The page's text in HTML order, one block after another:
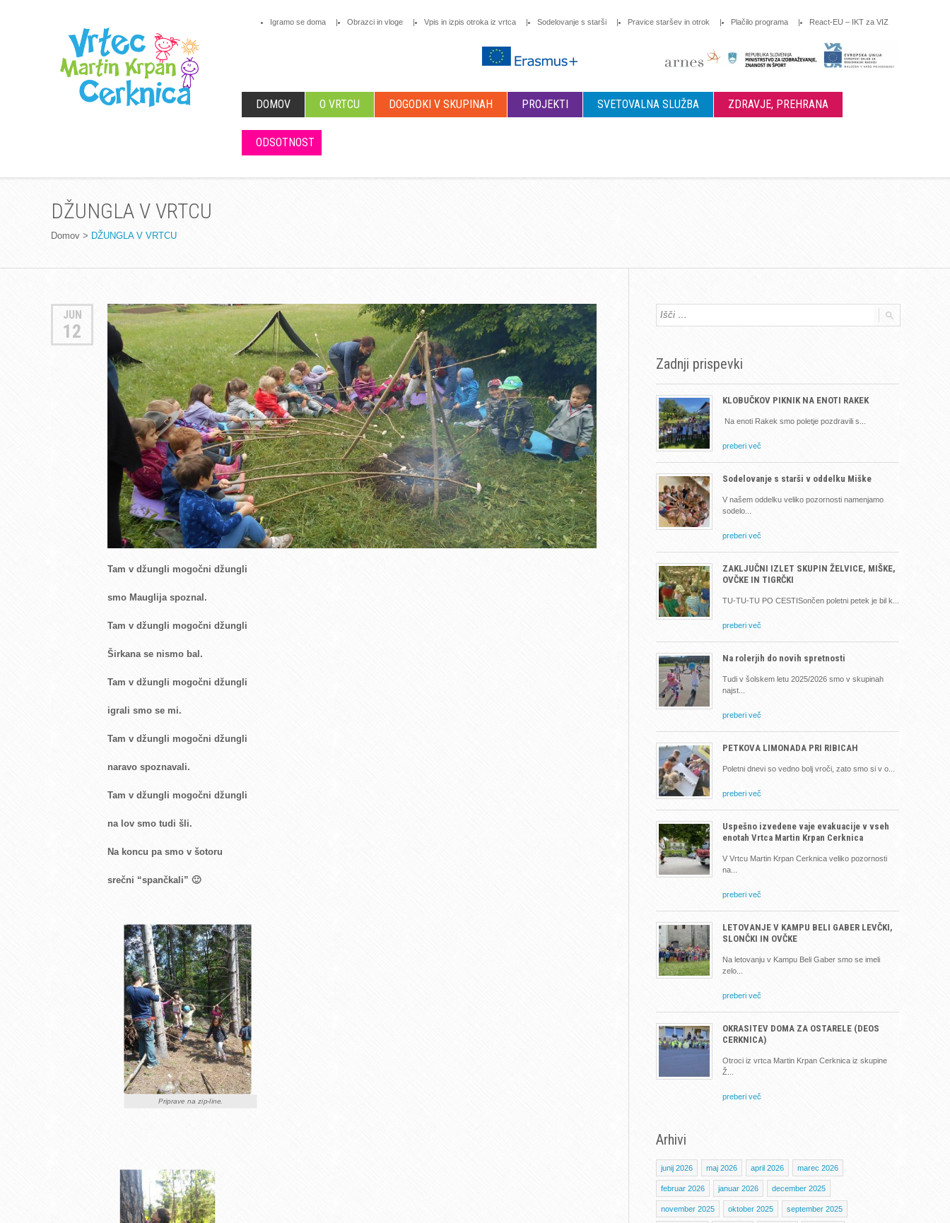
Igramo se doma Obrazci in vloge Vpis in izpis otroka iz vrtca Sodelovanje s starši Pravice staršev in otrok Plačilo programa React-EU – IKT za VIZ
DOMOV O VRTCU DOGODKI V SKUPINAH PROJEKTI SVETOVALNA SLUŽBA ZDRAVJE, PREHRANA
ODSOTNOST
DŽUNGLA V VRTCU
Domov > DŽUNGLA V VRTCU
JUN
12
Tam v džungli mogočni džungli
smo Mauglija spoznal.
Tam v džungli mogočni džungli
Širkana se nismo bal.
Tam v džungli mogočni džungli
igrali smo se mi.
Tam v džungli mogočni džungli
naravo spoznavali.
Tam v džungli mogočni džungli
na lov smo tudi šli.
Na koncu pa smo v šotoru
srečni “spančkali” 🙂
Priprave na zip-line.
Zadnji prispevki
KLOBUČKOV PIKNIK NA ENOTI RAKEK
Na enoti Rakek smo poletje pozdravili s
preberi več
Sodelovanje s starši v oddelku Miške
V našem oddelku veliko pozornosti namenjamo
sodelo
preberi več
ZAKLJUČNI IZLET SKUPIN ŽELVICE, MIŠKE,
OVČKE IN TIGRČKI
TU-TU-TU PO CESTISončen poletni petek je bil k
preberi več
Na rolerjih do novih spretnosti
Tudi v šolskem letu 2025/2026 smo v skupinah
najst
preberi več
PETKOVA LIMONADA PRI RIBICAH
Poletni dnevi so vedno bolj vroči, zato smo si v o
preberi več
Uspešno izvedene vaje evakuacije v vseh
enotah Vrtca Martin Krpan Cerknica
V Vrtcu Martin Krpan Cerknica veliko pozornosti
na
preberi več
LETOVANJE V KAMPU BELI GABER LEVČKI,
SLONČKI IN OVČKE
Na letovanju v Kampu Beli Gaber smo se imeli
zelo
preberi več
OKRASITEV DOMA ZA OSTARELE (DEOS
CERKNICA)
Otroci iz vrtca Martin Krpan Cerknica iz skupine
Ž
preberi več
Arhivi
junij 2026 maj 2026 april 2026 marec 2026
februar 2026 januar 2026 december 2025
november 2025 oktober 2025 september 2025